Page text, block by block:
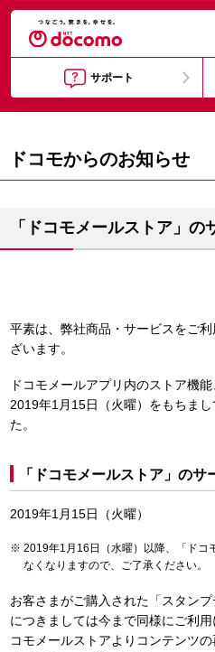
サポート
ドコモからのお知らせ
「ドコモメールストア」
平素は、弊社商品・サービスをご
ざいます。
ドコモメールアプリ内のストア機
2019年1月15日（火曜）をもちま
た。
「ドコモメールストア」のサ
2019年1月15日（火曜）
2019年1月16日（水曜）以降、「ドコ
なくなりますので、ご了承ください。
お客さまがご購入された「スタン
につきましては今まで同様にご利
コモメールストアよりコンテンツ